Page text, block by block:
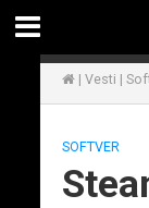
| Vesti |
SOFTVER